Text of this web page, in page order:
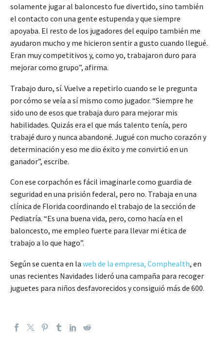
solamente jugar al baloncesto fue divertido, sino también
el contacto con una gente estupenda y que siempre
apoyaba. El resto de los jugadores del equipo también me
ayudaron mucho y me hicieron sentir a gusto cuando llegué.
Eran muy competitivos y, como yo, trabajaron duro para
mejorar como grupo”, afirma.
Trabajo duro, sí. Vuelve a repetirlo cuando se le pregunta
por cómo se veía a sí mismo como jugador. “Siempre he
sido uno de esos que trabaja duro para mejorar mis
habilidades. Quizás era el que más talento tenía, pero
trabajé duro y nunca abandoné. Jugué con mucho corazón y
determinación y eso me dio éxito y me convirtió en un
ganador”, escribe.
Con ese corpachón es fácil imaginarle como guardia de
seguridad en una prisión federal, pero no. Trabaja en una
clínica de Florida coordinando el trabajo de la sección de
Pediatría. “Es una buena vida, pero, como hacía en el
baloncesto, me empleo fuerte para llevar mi ética de
trabajo a lo que hago”.
Según se cuenta en la web de la empresa, Comphealth, en
unas recientes Navidades lideró una campaña para recoger
juguetes para niños desfavorecidos y consiguió más de 600.